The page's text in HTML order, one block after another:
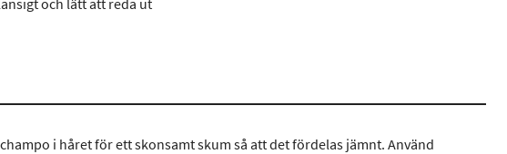
och lätt att reda ut
i håret för ett skonsamt skum så att det fördelas jämnt. Använd